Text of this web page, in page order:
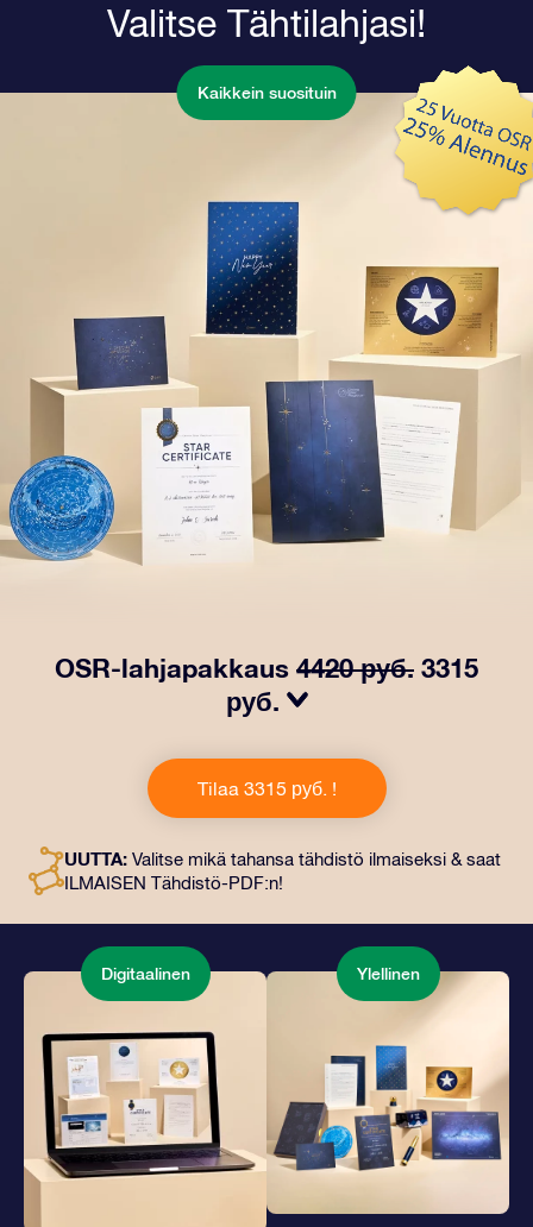
Valitse Tähtilahjasi!
Kaikkein suosituin
OSR-lahjapakkaus 4420 руб. 3315
руб.
Tämä lahja sisältää kauniin kirjekuoren ja
henkilökohtaiset ​​asiakirjat, jotka lähetetään
valitsemaasi osoitteeseen. Saat myös digitaaliset
maaginen tapa antaa ikuinen lahja ystäville ja rakkaille.
Tilaa 3315 руб. !
UUTTA: Valitse mikä tahansa tähdistö ilmaiseksi & saat
ILMAISEN Tähdistö-PDF:n!
Digitaalinen Ylellinen